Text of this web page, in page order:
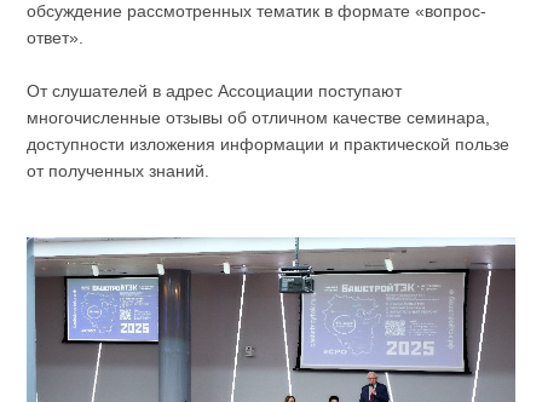
обсуждение рассмотренных тематик в формате «вопрос-
ответ».
От слушателей в адрес Ассоциации поступают
многочисленные отзывы об отличном качестве семинара,
доступности изложения информации и практической пользе
от полученных знаний.